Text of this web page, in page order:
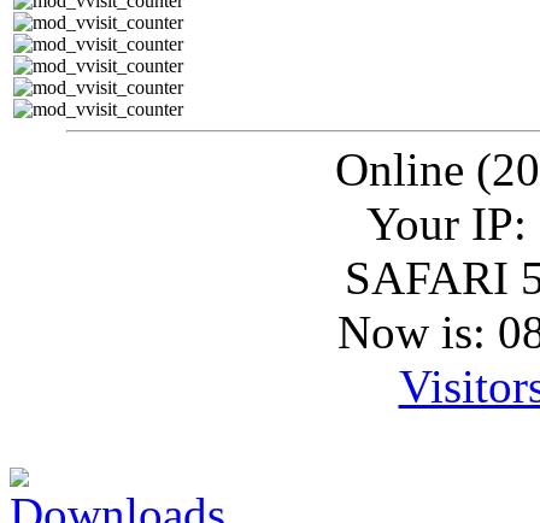
Online
Your IP:
SAFARI
Now is: